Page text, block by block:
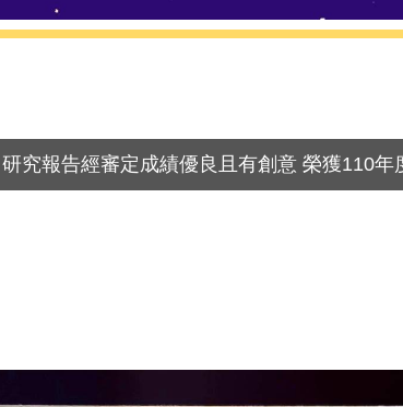
究報告經審定成績優良且有創意 榮獲110年